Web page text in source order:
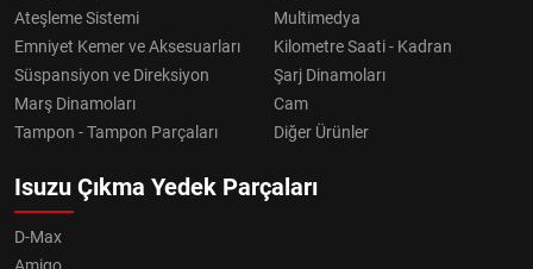
Ateşleme Sistemi
Multimedya
Emniyet Kemer ve Aksesuarları
Kilometre Saati - Kadran
Süspansiyon ve Direksiyon
Şarj Dinamoları
Marş Dinamoları
Cam
Tampon - Tampon Parçaları
Diğer Ürünler
Isuzu Çıkma Yedek Parçaları
D-Max
Amigo